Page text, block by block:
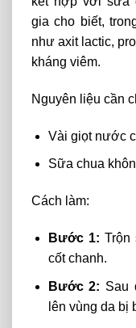
giacho biết,
như axit lactic,
kháng viêm.
Nguyên liệu cần
Vài giọt nước
Sữa chua
Cách làm:
Bước 1: Trộn
cốt chanh.
Bước 2: Sau
lên vùng da bị